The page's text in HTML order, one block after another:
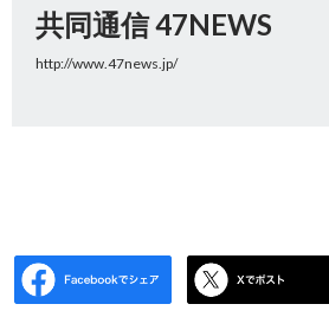
共同通信 47NEWS
http://www.47news.jp/